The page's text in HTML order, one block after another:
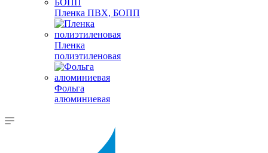
Пленка ПВХ, БОПП
Пленка
полиэтиленовая
Фольга
алюминиевая